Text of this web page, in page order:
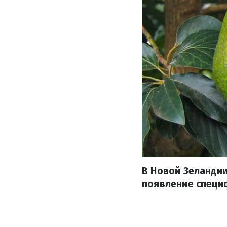
В Новой
появление